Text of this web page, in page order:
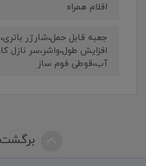
اقلام همراه
جعبه قابل حمل،شارژر
افزایش طول،واشر،سر نازل
آب،قوطی فوم ساز
برگشت